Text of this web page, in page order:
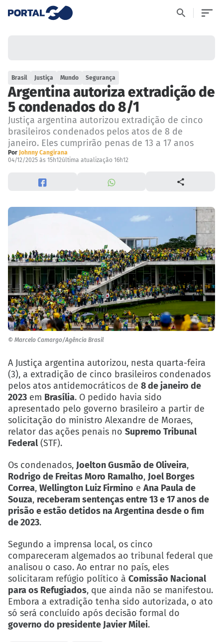
Brasil Justiça Mundo Segurança
Argentina autoriza extradição de
5 condenados do 8/1
Justiça argentina autorizou extradição de cinco
brasileiros condenados pelos atos de 8 de
janeiro. Eles cumprirão penas de 13 a 17 anos
Por Johnny Cangirana
04/12/2025 às 15h12última atualização 16h12
© Marcelo Camargo/Agência Brasil
A Justiça argentina autorizou, nesta quarta-feira
(3), a extradição de cinco brasileiros condenados
pelos atos antidemocráticos de 8 de janeiro de
2023 em Brasília. O pedido havia sido
apresentado pelo governo brasileiro a partir de
solicitação do ministro Alexandre de Moraes,
relator das ações penais no Supremo Tribunal
Federal(STF).
Os condenados, Joelton Gusmão de Oliveira,
Rodrigo de Freitas Moro Ramalho, Joel Borges
Correa, Wellington Luiz Firmino e Ana Paula de
Souza, receberam sentenças entre 13 e 17 anos de
prisão e estão detidos na Argentina desde o fim
de 2023.
Segundo a imprensa local, os cinco
compareceram algemados ao tribunal federal que
analisou o caso. Ao entrar no país, eles
solicitaram refúgio político à Comissão Nacional
para os Refugiados, que ainda não se manifestou.
Embora a extradição tenha sido autorizada, o ato
só será concluído após decisão formal do
governo do presidente Javier Milei.